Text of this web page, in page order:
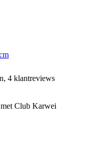
4 klantreviews
Club Karwei